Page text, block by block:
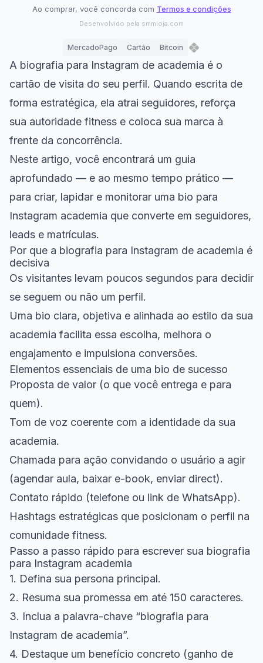
Ao comprar, você concorda com Termos e condições
Desenvolvido pela smmloja.com
MercadoPago Cartão Bitcoin
A biografia para Instagram de academia é o
cartão de visita do seu perfil. Quando escrita de
forma estratégica, ela atrai seguidores, reforça
sua autoridade fitness e coloca sua marca à
frente da concorrência.
Neste artigo, você encontrará um guia
aprofundado — e ao mesmo tempo prático —
para criar, lapidar e monitorar uma bio para
Instagram academia que converte em seguidores,
leads e matrículas.
Por que a biografia para Instagram de academia é
decisiva
Os visitantes levam poucos segundos para decidir
se seguem ou não um perfil.
Uma bio clara, objetiva e alinhada ao estilo da sua
academia facilita essa escolha, melhora o
engajamento e impulsiona conversões.
Elementos essenciais de uma bio de sucesso
Proposta de valor (o que você entrega e para
quem).
Tom de voz coerente com a identidade da sua
academia.
Chamada para ação convidando o usuário a agir
(agendar aula, baixar e-book, enviar direct).
Contato rápido (telefone ou link de WhatsApp).
Hashtags estratégicas que posicionam o perfil na
comunidade fitness.
Passo a passo rápido para escrever sua biografia
para Instagram academia
1. Defina sua persona principal.
2. Resuma sua promessa em até 150 caracteres.
3. Inclua a palavra-chave “biografia para
Instagram de academia”.
4. Destaque um benefício concreto (ganho de